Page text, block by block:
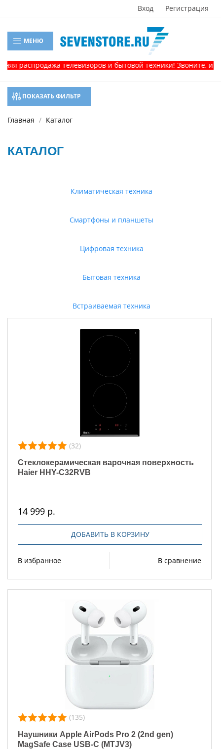
Вход Регистрация
МЕНЮ
телевизоров и бытовой техники! Звоните, и
ПОКАЗАТЬ ФИЛЬТР
Главная Каталог
КАТАЛОГ
Климатическая техника
Смартфоны и планшеты
Цифровая техника
Бытовая техника
Встраиваемая техника
(32)
Стеклокерамическая варочная поверхность
Haier HHY-C32RVB
14 999 р.
ДОБАВИТЬ В КОРЗИНУ
В избранное В сравнение
(135)
Наушники Apple AirPods Pro 2 (2nd gen)
MagSafe Case USB-C (MTJV3)